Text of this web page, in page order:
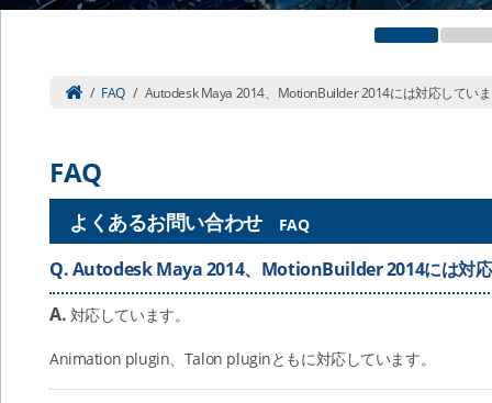
/ FAQ / Autodesk Maya 2014、MotionBuilder 2014には対応してい
FAQ
よくあるお問い合わせ FAQ
Q.Autodesk Maya 2014、MotionBuilder 2014には対
A. 対応しています。
Animation plugin、Talon pluginともに対応しています。